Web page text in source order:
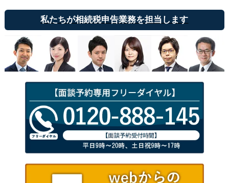
私たちが相続税申告業務を担当します